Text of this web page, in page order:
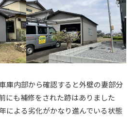
庫内部から確認すると外壁の妻部分
にも補修をされた跡はありました
による劣化がかなり進んでいる状態